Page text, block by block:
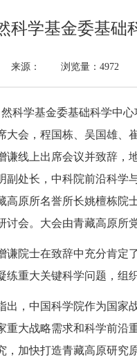
科学基金委基础
来源： 浏览量：4972
学基金委基础科学中心
大会，程国栋、吴国雄、
谦线上出席会议并致辞，
副处长，中科院前沿科学
高原所名誉所长姚檀栋
讨会。大会由青藏高原所
士在致辞中充分肯定了
练重大关键科学问题，组
中国科学院作为国家战
重大战略需求和科学前
，加快打造青藏高原研究